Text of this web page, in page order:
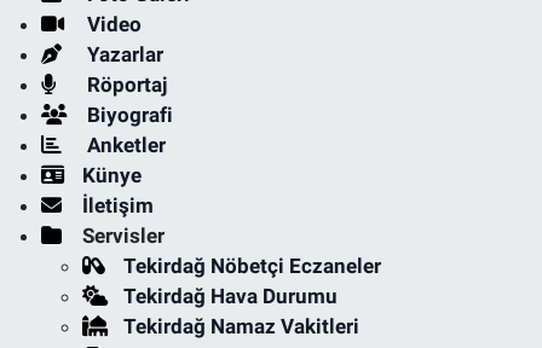
Video
Yazarlar
Röportaj
Biyografi
Anketler
Künye
İletişim
Servisler
Tekirdağ Nöbetçi Eczaneler
Tekirdağ Hava Durumu
Tekirdağ Namaz Vakitleri